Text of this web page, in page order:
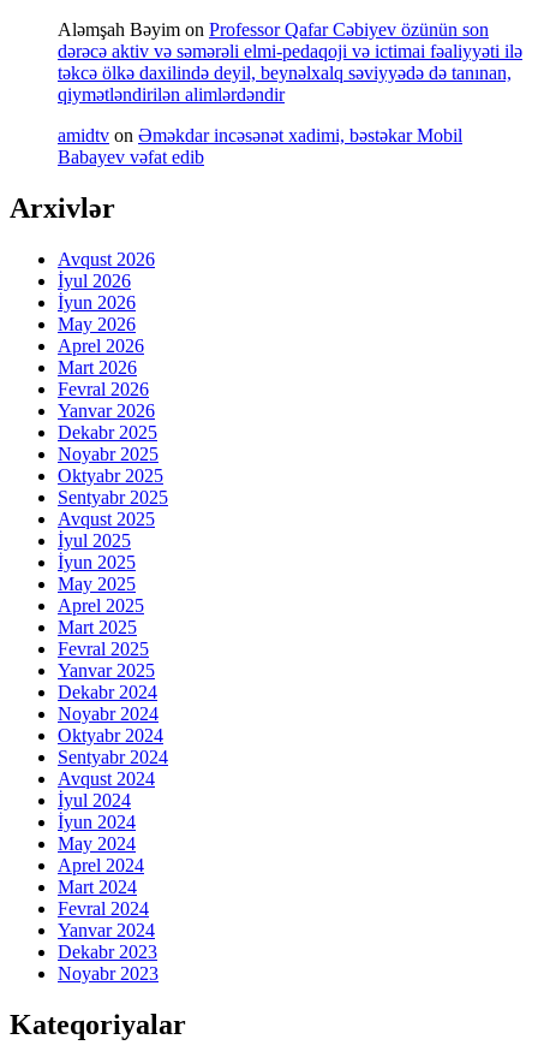
Aləmşah Bəyim on Professor Qafar Cəbiyev özünün son
dərəcə aktiv və səmərəli elmi-pedaqoji və ictimai fəaliyyəti ilə
təkcə ölkə daxilində deyil, beynəlxalq səviyyədə də tanınan,
qiymətləndirilən alimlərdəndir
amidtv on Əməkdar incəsənət xadimi, bəstəkar Mobil
Babayev vəfat edib
Arxivlər
Avqust 2026
İyul 2026
İyun 2026
May 2026
Aprel 2026
Mart 2026
Fevral 2026
Yanvar 2026
Dekabr 2025
Noyabr 2025
Oktyabr 2025
Sentyabr 2025
Avqust 2025
İyul 2025
İyun 2025
May 2025
Aprel 2025
Mart 2025
Fevral 2025
Yanvar 2025
Dekabr 2024
Noyabr 2024
Oktyabr 2024
Sentyabr 2024
Avqust 2024
İyul 2024
İyun 2024
May 2024
Aprel 2024
Mart 2024
Fevral 2024
Yanvar 2024
Dekabr 2023
Noyabr 2023
Kateqoriyalar